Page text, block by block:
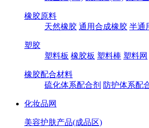
橡胶原料
天然橡胶 通用合成橡胶 半通
塑胶
塑料板 橡胶板 塑料棒 塑料网
橡胶配合材料
硫化体系配合剂 防护体系配
化妆品网
美容护肤产品(成品区)